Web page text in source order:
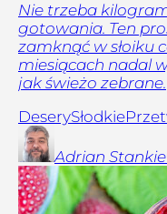
Nie trzeba
gotowania. Ten
zamknąć w słoiku
miesiącach nadal
jak świeżo zebrane.
DeserySłodkie
Adrian